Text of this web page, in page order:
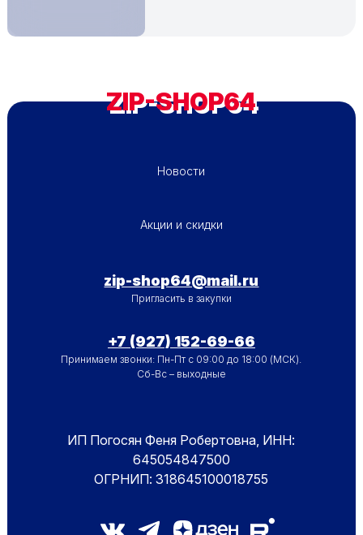
ZIP-SHOP64
Новости
ПОДВАЛ - МЕНЮ 2Акции и скидки
zip-shop64@mail.ru
Пригласить в закупки
+7 (927) 152-69-66
Принимаем звонки: Пн-Пт с 09:00 до 18:00 (МСК).
Сб-Вс – выходные
ИП Погосян Феня Робертовна, ИНН:
645054847500
ОГРНИП: 318645100018755